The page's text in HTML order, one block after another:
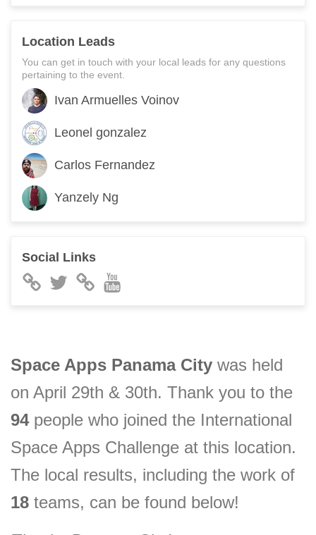
Space Apps Panama City was held
on April 29th & 30th. Thank you to the
94people who joined the International
Space Apps Challenge at this location.
The local results, including the work of
18 teams, can be found below!
Location Leads
You can get in touch with your local leads for any questions
pertaining to the event.
Ivan Armuelles Voinov
Leonel gonzalez
Carlos Fernandez
Yanzely Ng
Social Links